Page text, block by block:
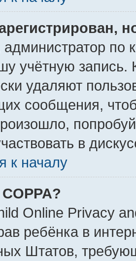
по
учётную запись.
удаляют
сообщения,
в
к началу
Online Privacy
ребёнка в
Штатов,